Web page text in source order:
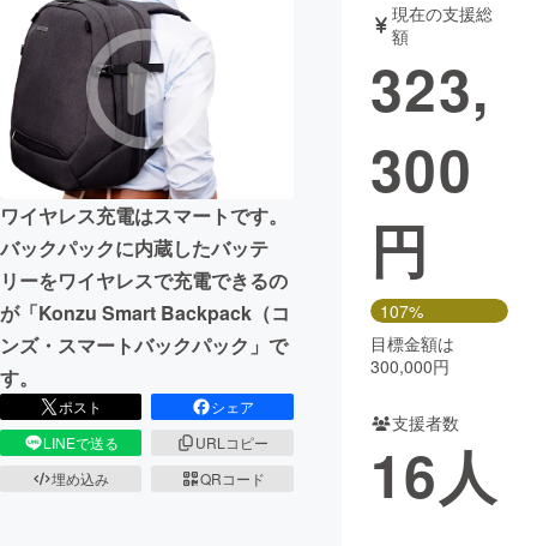
テクノロジー・ガジェット
映像・映画 書籍・雑誌
ビジネス・起業 チャレンジ
まちづくり・地域活性化
CAMPFIRE for Social Good
CAMPFIRE Creation
CAMPFIREふるさと納税machi-ya コミュニティ
ワイヤレス充電はスマートです。
バックパックに内蔵したバッテ
リーをワイヤレスで充電できるの
が「Konzu Smart Backpack（コ
ンズ・スマートバックパック」で
す。
ポスト
シェア
LINEで送る
URLコピー
埋め込み
QRコード
現在の支援総
額
323,
300
円
107%
目標金額は
300,000円
支援者数
16人